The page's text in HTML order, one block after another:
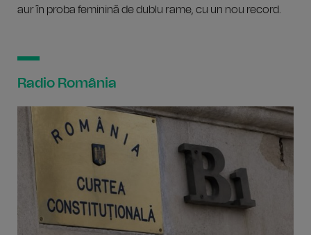
aur în proba feminină de dublu rame, cu un nou record.
Radio România